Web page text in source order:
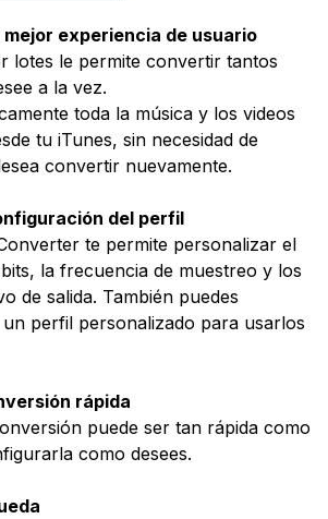
experiencia de usuario
lotes le permite convertir tantos
a la vez.
toda la música y los videos
tu iTunes, sin necesidad de
convertir nuevamente.
del perfil
te permite personalizar el
la frecuencia de muestreo y los
de salida. También puedes
perfil personalizado para usarlos
rápida
puede ser tan rápida como
como desees.